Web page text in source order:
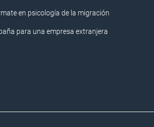
en psicología de la migración
para una empresa extranjera